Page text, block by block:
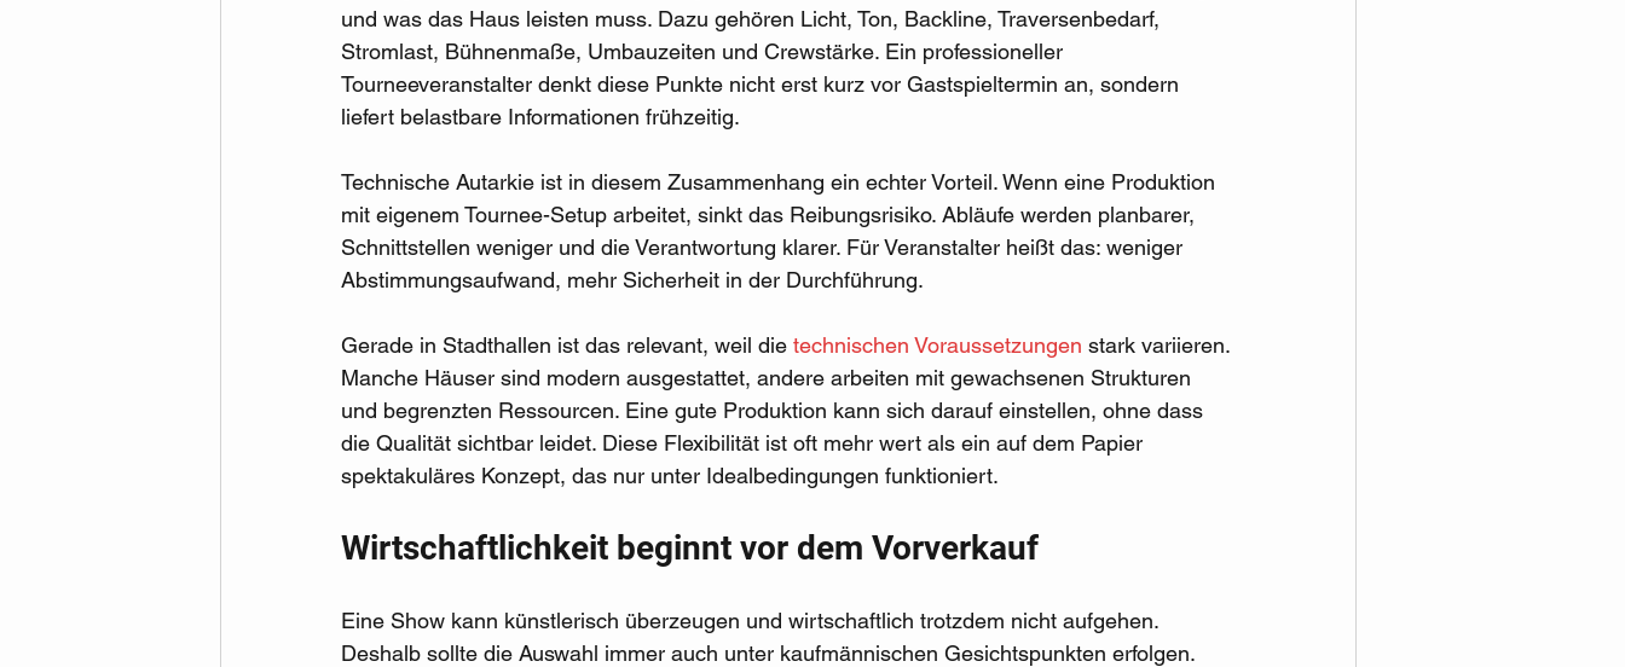
und was das Haus leisten muss. Dazu gehören Licht, Ton, Backline, Traversenbedarf,
Stromlast, Bühnenmaße, Umbauzeiten und Crewstärke. Ein professioneller
Tourneeveranstalter denkt diese Punkte nicht erst kurz vor Gastspieltermin an, sondern
liefert belastbare Informationen frühzeitig.
Technische Autarkie ist in diesem Zusammenhang ein echter Vorteil. Wenn eine Produktion
mit eigenem Tournee-Setup arbeitet, sinkt das Reibungsrisiko. Abläufe werden planbarer,
Schnittstellen weniger und die Verantwortung klarer. Für Veranstalter heißt das: weniger
Abstimmungsaufwand, mehr Sicherheit in der Durchführung.
Gerade in Stadthallen ist das relevant, weil die technischen Voraussetzungen stark variieren.
Manche Häuser sind modern ausgestattet, andere arbeiten mit gewachsenen Strukturen
und begrenzten Ressourcen. Eine gute Produktion kann sich darauf einstellen, ohne dass
die Qualität sichtbar leidet. Diese Flexibilität ist oft mehr wert als ein auf dem Papier
spektakuläres Konzept, das nur unter Idealbedingungen funktioniert.
Wirtschaftlichkeit beginnt vor dem Vorverkauf
Eine Show kann künstlerisch überzeugen und wirtschaftlich trotzdem nicht aufgehen.
Deshalb sollte die Auswahl immer auch unter kaufmännischen Gesichtspunkten erfolgen.